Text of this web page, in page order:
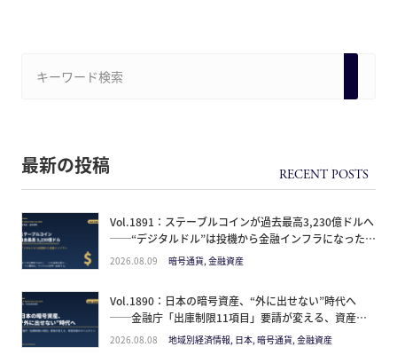
最新の投稿
Vol.1891：ステーブルコインが過去最高3,230億ドルへ
──“デジタルドル”は投機から金融インフラになった。
日本人が見るべきは価格ではなく「どの通貨の器か」
2026.08.09 暗号通貨, 金融資産
Vol.1890：日本の暗号資産、“外に出せない”時代へ
──金融庁「出庫制限11項目」要請が変える、資産防
衛のタイムライン
2026.08.08 地域別経済情報, 日本, 暗号通貨, 金融資産